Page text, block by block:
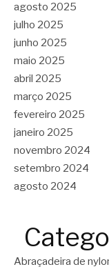
agosto 2025
julho 2025
junho 2025
maio 2025
abril 2025
março 2025
fevereiro 2025
janeiro 2025
novembro 2024
setembro 2024
agosto 2024
Abraçadeira de